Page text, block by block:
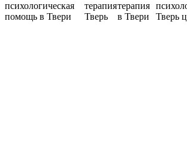
психологическая
помощь в Твери
терапия
Тверь
терапия
в Твери
Тверь